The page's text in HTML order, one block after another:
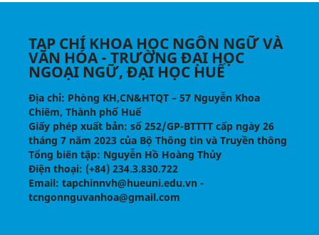
TẠP CHÍ KHOA HỌC NGÔN NGỮ VÀ
VĂN HÓA - TRƯỜNG ĐẠI HỌC
NGOẠI NGỮ, ĐẠI HỌC HUẾ
Địa chỉ: Phòng KH,CN&HTQT – 57 Nguyễn Khoa
Chiêm, Thành phố Huế
Giấy phép xuất bản: số 252/GP-BTTTT cấp ngày 26
tháng 7 năm 2023 của Bộ Thông tin và Truyền thông
Tổng biên tập: Nguyễn Hồ Hoàng Thủy
Điện thoại: (+84) 234.3.830.722
Email: tapchinnvh@hueuni.edu.vn -
tcngonnguvanhoa@gmail.com